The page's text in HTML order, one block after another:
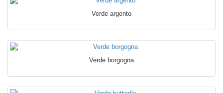
Verde argento
Verde borgogna